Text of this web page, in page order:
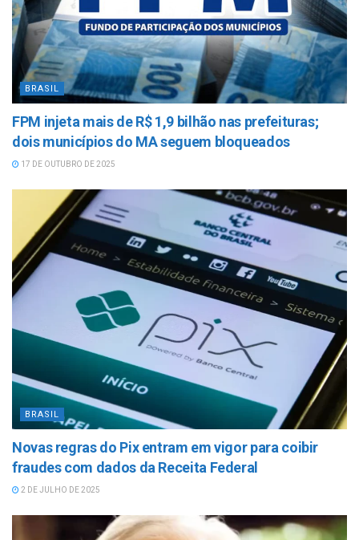
BRASIL
FPM injeta mais de R$ 1,9 bilhão nas prefeituras;
dois municípios do MA seguem bloqueados
17 DE OUTUBRO DE 2025
BRASIL
Novas regras do Pix entram em vigor para coibir
fraudes com dados da Receita Federal
2 DE JULHO DE 2025